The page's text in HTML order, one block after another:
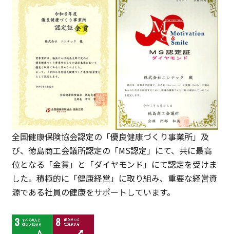
全国健康保険協会認定の「優良健康づくり事業所」及
び、徳島商工会議所認定の「MS認定」にて、共に最高
位となる「金賞」と「ダイヤモンド」にて認定を受けま
した。積極的に「健康経営」に取り組み、重要な経営資
源である社員の健康をサポートしています。